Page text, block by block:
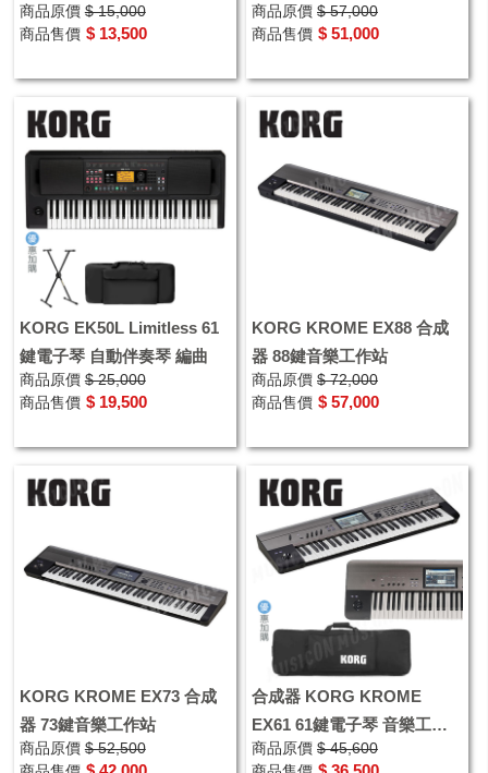
商品原價 $ 15,000
商品售價 $ 13,500
商品原價 $ 57,000
商品售價 $ 51,000
KORG EK50L Limitless 61
鍵電子琴 自動伴奏琴 編曲
商品原價 $ 25,000
商品售價 $ 19,500
KORG KROME EX88 合成
器 88鍵音樂工作站
商品原價 $ 72,000
商品售價 $ 57,000
KORG KROME EX73 合成
器 73鍵音樂工作站
商品原價 $ 52,500
合成器 KORG KROME
EX61 61鍵電子琴 音樂工作
站 優惠加購原廠琴袋
商品原價 $ 45,600